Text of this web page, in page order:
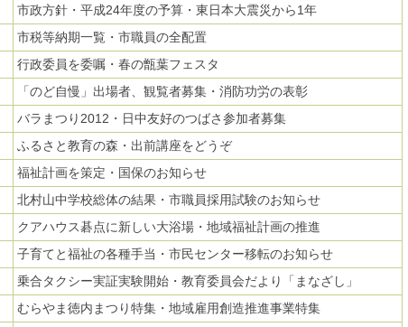
市政方針・平成24年度の予算・東日本大震災から1年
市税等納期一覧・市職員の全配置
行政委員を委嘱・春の甑葉フェスタ
「のど自慢」出場者、観覧者募集・消防功労の表彰
バラまつり2012・日中友好のつばさ参加者募集
ふるさと教育の森・出前講座をどうぞ
福祉計画を策定・国保のお知らせ
北村山中学校総体の結果・市職員採用試験のお知らせ
クアハウス碁点に新しい大浴場・地域福祉計画の推進
子育てと福祉の各種手当・市民センター移転のお知らせ
乗合タクシー実証実験開始・教育委員会だより「まなざし」
むらやま徳内まつり特集・地域雇用創造推進事業特集